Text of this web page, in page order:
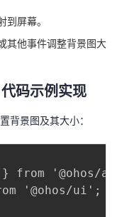
屏幕。
其他事件调整背景图大
码示例实现
背景图及其大小：
from '@ohos/
'@ohos/ui';